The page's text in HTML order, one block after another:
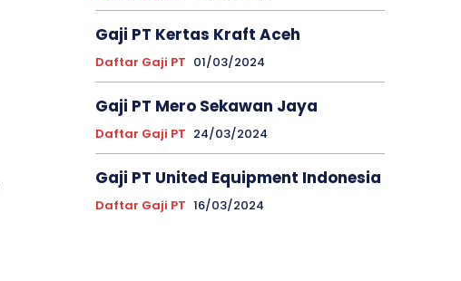
Gaji PT Kertas Kraft Aceh
Daftar Gaji PT 01/03/2024
Gaji PT Mero Sekawan Jaya
Daftar Gaji PT 24/03/2024
Gaji PT United Equipment Indonesia
Daftar Gaji PT 16/03/2024